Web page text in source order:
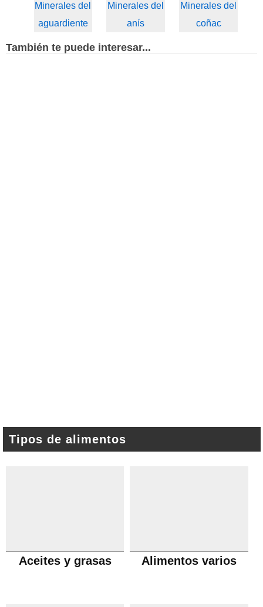
Minerales del
aguardiente
Minerales del
anís
Minerales del
coñac
También te puede interesar...
Tipos de alimentos
Aceites y grasas Alimentos varios